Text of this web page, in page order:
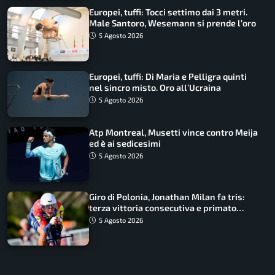
Europei, tuffi: Tocci settimo dai 3 metri.
Male Santoro, Wesemann si prende l’oro
5 Agosto 2026
Europei, tuffi: Di Maria e Pelligra quinti
nel sincro misto. Oro all’Ucraina
5 Agosto 2026
Atp Montreal, Musetti vince contro Meija
ed è ai sedicesimi
5 Agosto 2026
Giro di Polonia, Jonathan Milan fa tris:
terza vittoria consecutiva e primato
rafforzato
5 Agosto 2026